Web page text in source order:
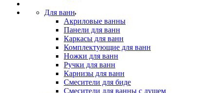
Для ванн
Акриловые ванны
Панели для ванн
Каркасы для ванн
Комплектующие для ванн
Ножки для ванн
Ручки для ванн
Карнизы для ванн
Смесители для биде
Смесители для ванны с душем